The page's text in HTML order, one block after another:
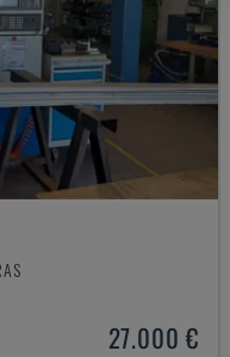
27.000 €